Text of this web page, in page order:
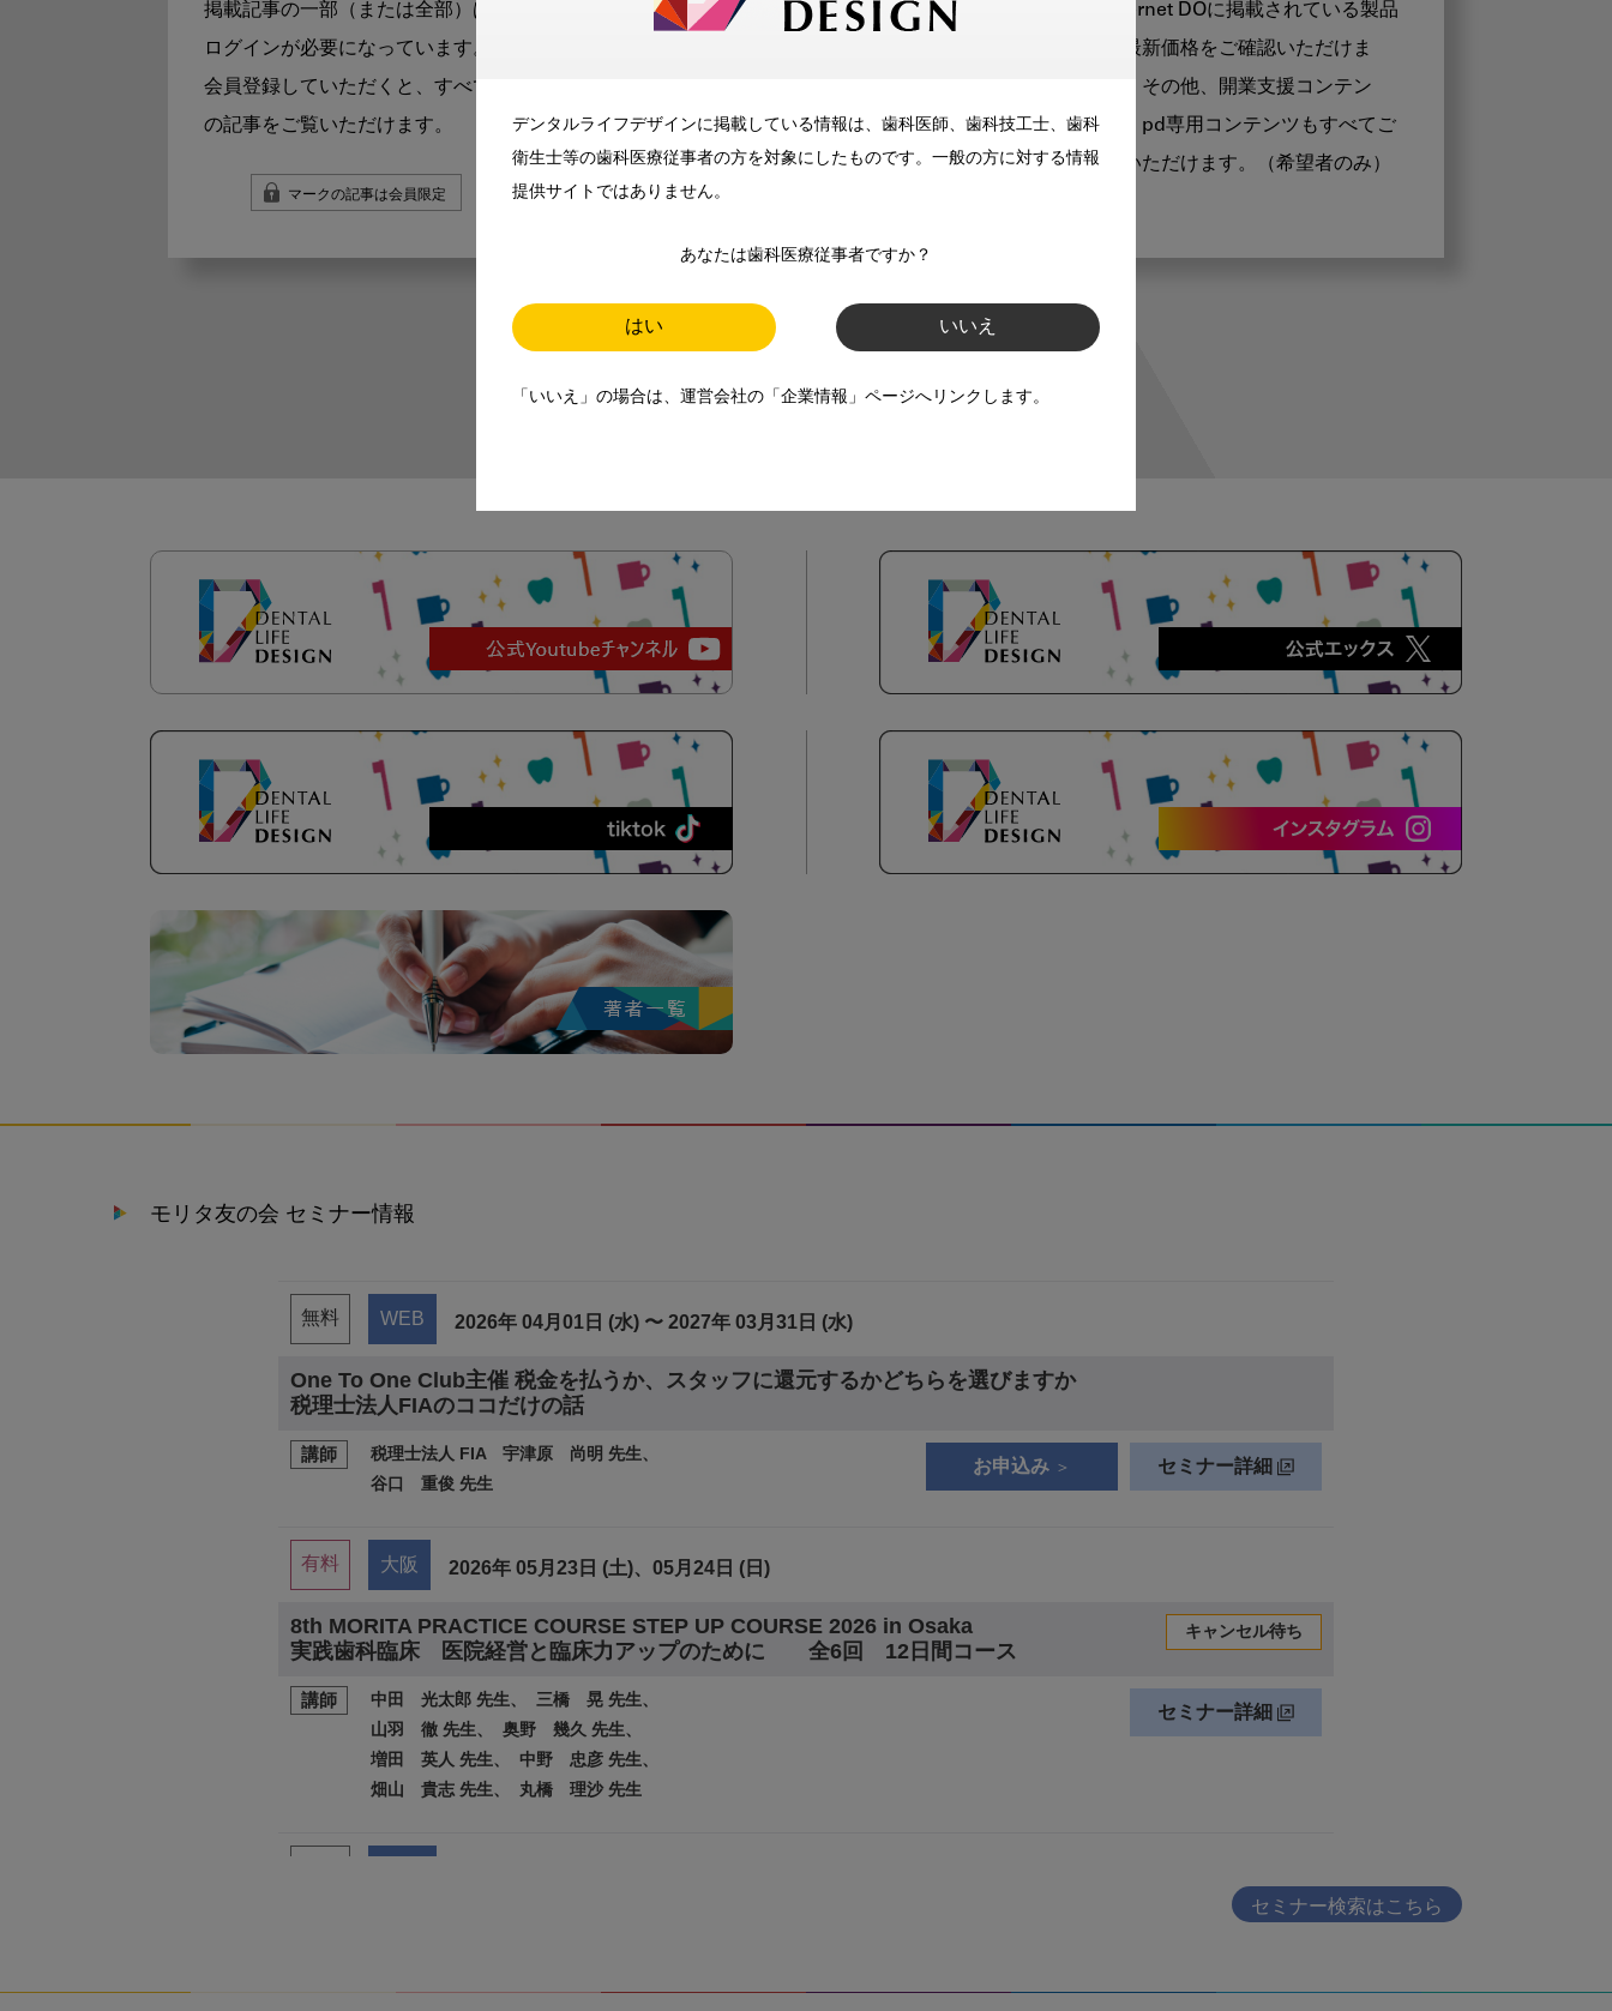
デンタルライフデザインに掲載している情報は、歯科医師、歯科技工士、歯科
衛生士等の歯科医療従事者の方を対象にしたものです。一般の方に対する情報
提供サイトではありません。
あなたは歯科医療従事者ですか？
はい いいえ
「いいえ」の場合は、運営会社の「企業情報」ページへリンクします。
掲載記事の一部（または全部）は
ログインが必要になっています。
会員登録していただくと、すべて
の記事をご覧いただけます。
マークの記事は会員限定
ご登録いただいた職種（歯科医
お届けします。
Internet DOに掲載されている製品
の最新価格をご確認いただけま
す。その他、開業支援コンテン
ツ、pd専用コンテンツもすべてご
覧いただけます。（希望者のみ）
新規登録
モリタ友の会 セミナー情報
セミナー検索はこちら